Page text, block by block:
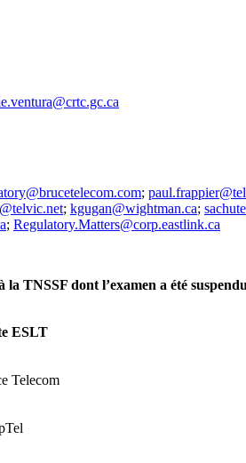
;
; kgugan@wightman.ca;
; Regulatory.Matters@corp.eastlink.ca
TNSSF dont l’examen a été
ESLT
Telecom